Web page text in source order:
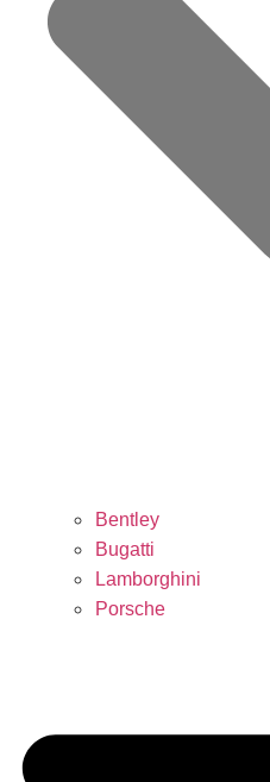
Bentley
Bugatti
Lamborghini
Porsche